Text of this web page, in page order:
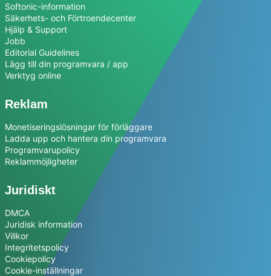
Softonic-information
Säkerhets- och Förtroendecenter
Hjälp & Support
Jobb
Editorial Guidelines
Lägg till din programvara / app
Verktyg online
Reklam
Monetiseringslösningar för förläggare
Ladda upp och hantera din programvara
Programvarupolicy
Reklammöjligheter
Juridiskt
DMCA
Juridisk information
Villkor
Integritetspolicy
Cookiepolicy
Cookie-inställningar